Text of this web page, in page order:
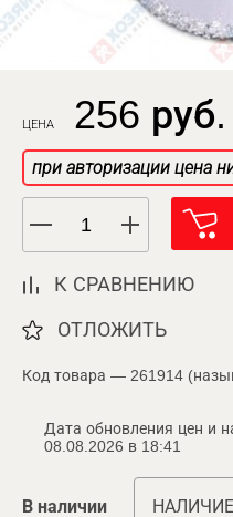
ЦЕНА 256 руб.
при авторизации цена
К СРАВНЕНИЮ
ОТЛОЖИТЬ
Код товара — 261914
Дата обновления цен и
08.08.2026 в 18:41
В наличии